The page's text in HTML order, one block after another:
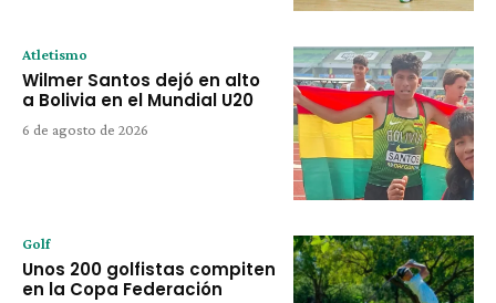
Atletismo
Wilmer Santos dejó en alto
a Bolivia en el Mundial U20
6 de agosto de 2026
Golf
Unos 200 golfistas compiten
en la Copa Federación